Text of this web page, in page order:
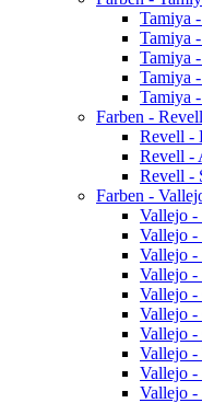
Tamiya
Tamiya
Tamiya
Tamiya
Tamiya
Farben - Revell
Revell -
Revell -
Revell -
Farben -
Vallejo
Vallejo -
Vallejo
Vallejo -
Vallejo -
Vallejo -
Vallejo -
Vallejo -
Vallejo -
Vallejo -